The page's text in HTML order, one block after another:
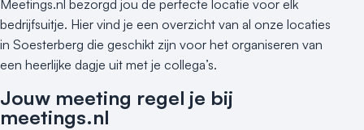
Hybride events
Industriële locatie
Kasteel en landgoed
Kleine / intieme locatie
Locaties aan zee
Museum
Meetings.nl bezorgd jou de perfecte locatie voor elk
bedrijfsuitje. Hier vind je een overzicht van al onze locaties
in Soesterberg die geschikt zijn voor het organiseren van
een heerlijke dagje uit met je collega’s.
Jouw meeting regel je bij
meetings.nl